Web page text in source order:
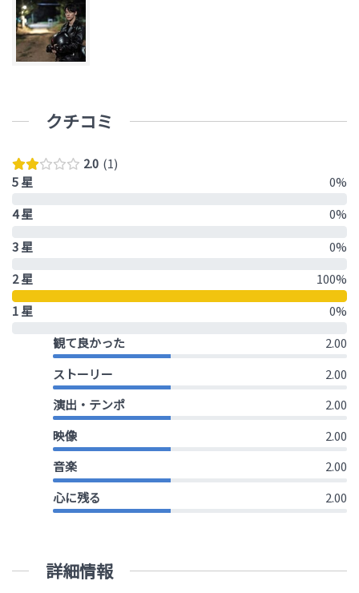
クチコミ
2.0 1
5 星
0%
4 星
0%
3 星
0%
2 星
100%
1 星
0%
観て良かった
2.00
ストーリー
2.00
演出・テンポ
2.00
映像
2.00
音楽
2.00
心に残る
2.00
詳細情報